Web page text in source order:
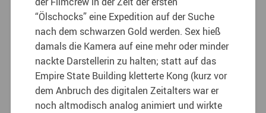
“Ölschocks” eine Expedition auf der Suche
nach dem schwarzen Gold werden. Sex hieß
damals die Kamera auf eine mehr oder minder
nackte Darstellerin zu halten; statt auf das
Empire State Building kletterte Kong (kurz vor
dem Anbruch des digitalen Zeitalters war er
noch altmodisch analog animiert und wirkte